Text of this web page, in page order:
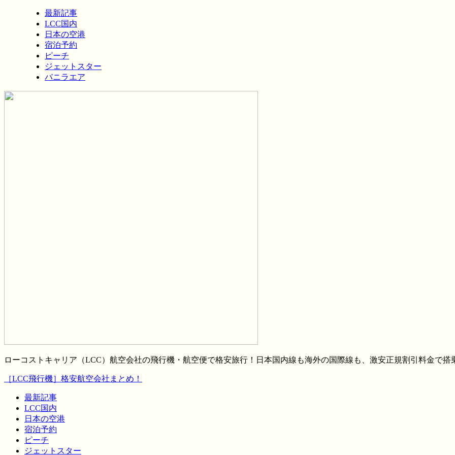
最新記事
LCC国内
日本の空港
宿泊予約
ピーチ
ジェットスター
バニラエア
ローコストキャリア（LCC）航空会社の飛行機・航空便で格安旅行！日本国内線も海外の国際線も、激安正規割引料金で搭
［LCC飛行機］格安航空会社まとめ！
最新記事
LCC国内
日本の空港
宿泊予約
ピーチ
ジェットスター